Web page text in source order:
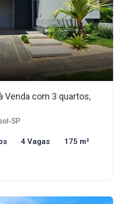
Venda com 3 quartos,
SP
4 Vagas 175 m²